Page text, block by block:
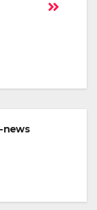
news